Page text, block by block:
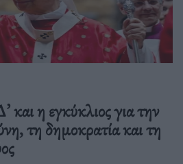
η εγκύκλιος για την
τη δημοκρατία και τη